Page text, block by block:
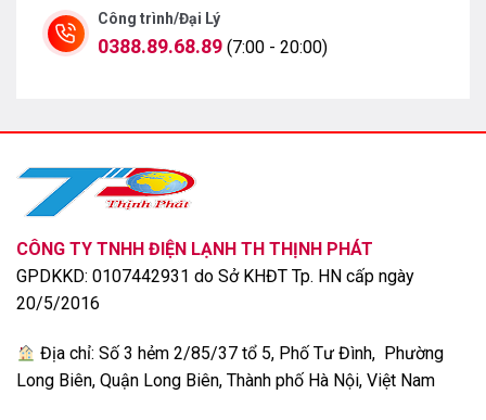
Công trình/Đại Lý
0388.89.68.89 (7:00 - 20:00)
CÔNG TY TNHH ĐIỆN LẠNH TH THỊNH PHÁT
GPDKKD: 0107442931 do Sở KHĐT Tp. HN cấp ngày
20/5/2016
Địa chỉ: Số 3 hẻm 2/85/37 tổ 5, Phố Tư Đình, Phường
Long Biên, Quận Long Biên, Thành phố Hà Nội, Việt Nam